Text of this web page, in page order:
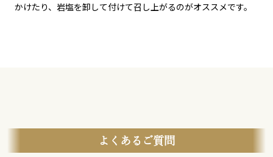
かけたり、岩塩を卸して付けて召し上がるのがオススメです。
よくあるご質問